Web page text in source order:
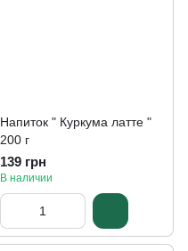
Напиток " Куркума латте "
200 г
139 грн
В наличии